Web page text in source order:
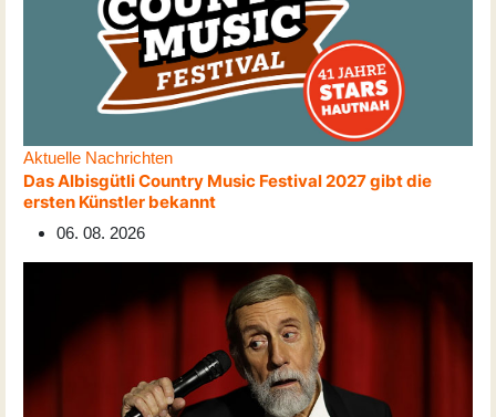
Aktuelle Nachrichten
Das Albisgütli Country Music Festival 2027 gibt die
ersten Künstler bekannt
06. 08. 2026